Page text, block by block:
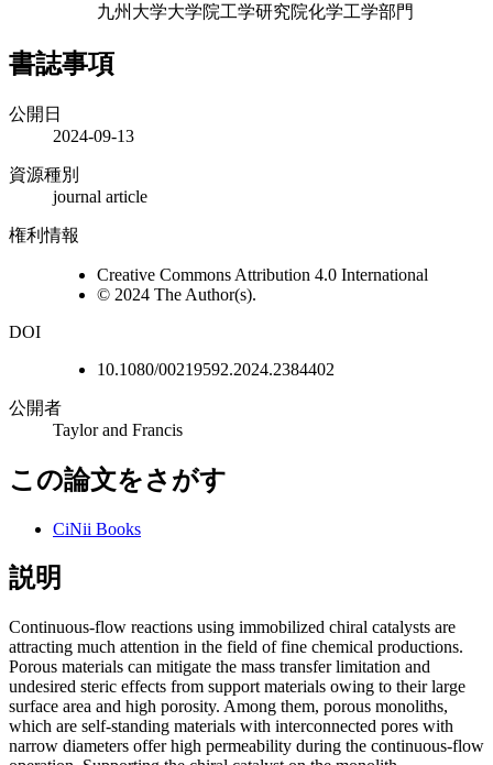
九州大学大学院工学研究院化学工学部門
書誌事項
公開日
2024-09-13
資源種別
journal article
権利情報
Creative Commons Attribution 4.0 International
© 2024 The Author(s).
DOI
10.1080/00219592.2024.2384402
公開者
Taylor and Francis
この論文をさがす
CiNii Books
説明
Continuous-flow reactions using immobilized chiral catalysts are
attracting much attention in the field of fine chemical productions.
Porous materials can mitigate the mass transfer limitation and
undesired steric effects from support materials owing to their large
surface area and high porosity. Among them, porous monoliths,
which are self-standing materials with interconnected pores with
narrow diameters offer high permeability during the continuous-flow